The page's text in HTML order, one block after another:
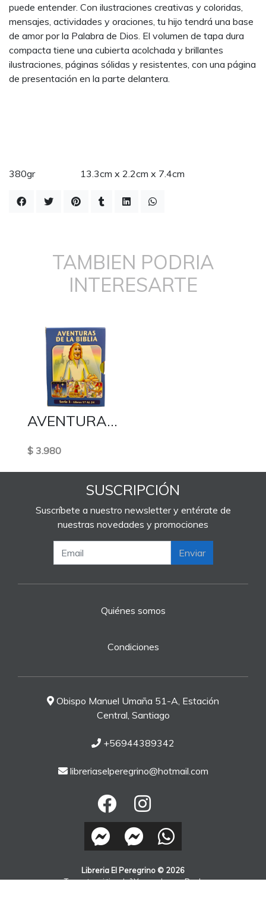
puede entender. Con ilustraciones creativas y coloridas,
mensajes, actividades y oraciones, tu hijo tendrá una base
de amor por la Palabra de Dios. El volumen de tapa dura
compacta tiene una cubierta acolchada y brillantes
ilustraciones, páginas sólidas y resistentes, con una página
de presentación en la parte delantera.
380gr 13.3cm x 2.2cm x 7.4cm
TAMBIEN PODRIA
INTERESARTE
AVENTURAS DE LA BIBLIA SERIE 3
$ 3.980
SUSCRIPCIÓN
Suscríbete a nuestro newsletter y entérate de
nuestras novedades y promociones
Enviar
Quiénes somos
Condiciones
Obispo Manuel Umaña 51-A, Estación
Central, Santiago
+56944389342
libreriaselperegrino@hotmail.com
Libreria El Peregrino © 2026
¿Te gusta mi tienda? Yo vendo conBsale